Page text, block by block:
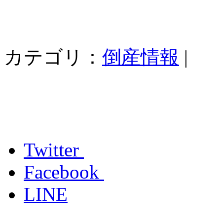
カテゴリ： 倒産情報 |
Twitter
Facebook
LINE